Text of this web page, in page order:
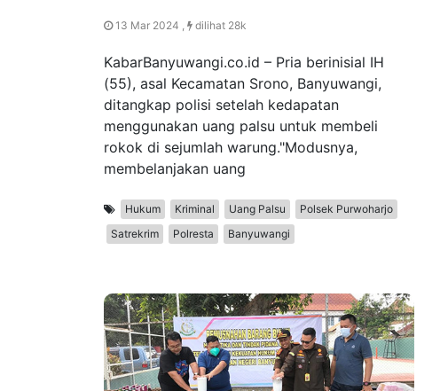
13 Mar 2024 , dilihat 28k
KabarBanyuwangi.co.id – Pria berinisial IH
(55), asal Kecamatan Srono, Banyuwangi,
ditangkap polisi setelah kedapatan
menggunakan uang palsu untuk membeli
rokok di sejumlah warung."Modusnya,
membelanjakan uang
Hukum Kriminal Uang Palsu
Polsek Purwoharjo
Satrekrim
Polresta Banyuwangi